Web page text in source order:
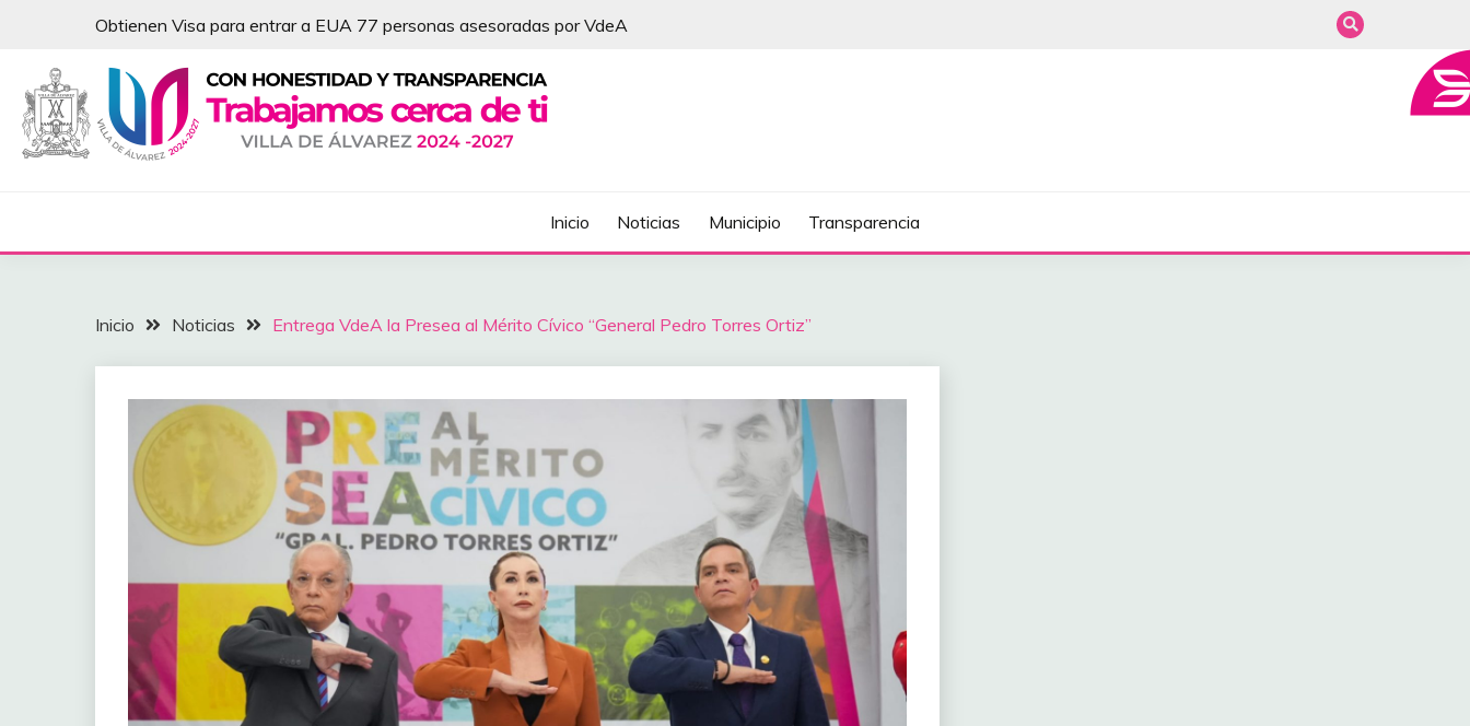
contenido
Obtienen Visa para entrar a EUA 77 personas asesoradas por VdeA
NOTICIAS – VILLA DEL ÁLVAREZ
Inicio Noticias Municipio Transparencia
Inicio Noticias Entrega VdeA la Presea al Mérito Cívico “General Pedro Torres Ortiz”